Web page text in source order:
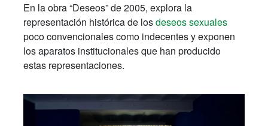
En la obra “Deseos” de 2005, explora la
representación histórica de losdeseos sexuales
poco convencionales como indecentes y exponen
los aparatos institucionales que han producido
estas representaciones.